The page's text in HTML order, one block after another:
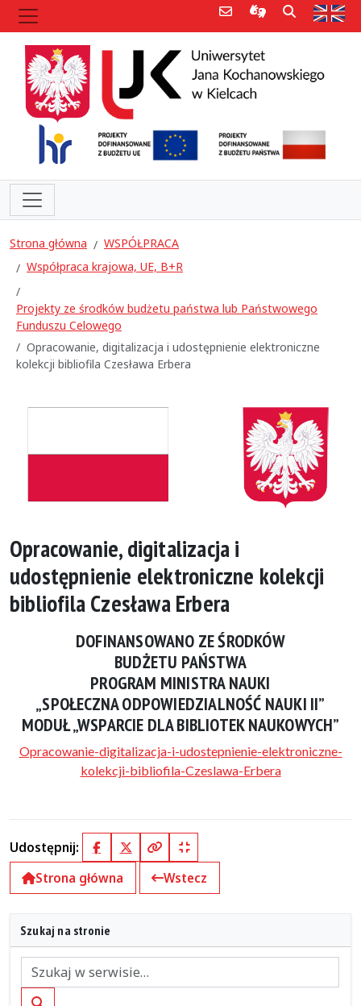
Poczta e-mailInformacje dla
Szukaj
Strona główna
WSPÓŁPRACA
Współpraca krajowa, UE, B+R
Projekty ze środków budżetu państwa lub Państwowego
Funduszu Celowego
Opracowanie, digitalizacja i udostępnienie elektroniczne
kolekcji bibliofila Czesława Erbera
Opracowanie, digitalizacja i
udostępnienie elektroniczne kolekcji
bibliofila Czesława Erbera
DOFINANSOWANO ZE ŚRODKÓW
BUDŻETU PAŃSTWA
PROGRAM MINISTRA NAUKI
„SPOŁECZNA ODPOWIEDZIALNOŚĆ NAUKI II”
MODUŁ „WSPARCIE DLA BIBLIOTEK NAUKOWYCH”
Opracowanie-digitalizacja-i-udostepnienie-elektroniczne-
kolekcji-bibliofila-Czeslawa-Erbera
Udostępnij: FacebookX (Twitter)
Kopiuj pełny link
Kopiuj krótki link
Strona główna
Wstecz
Szukaj na stronie
Szukaj